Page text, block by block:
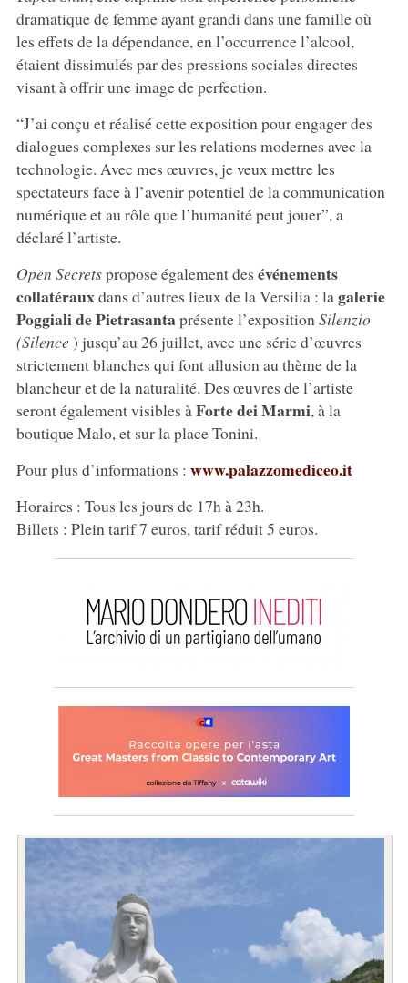
dramatique de femme ayant grandi dans une famille où
les effets de la dépendance, en l’occurrence l’alcool,
étaient dissimulés par des pressions sociales directes
visant à offrir une image de perfection.
“J’ai conçu et réalisé cette exposition pour engager des
dialogues complexes sur les relations modernes avec la
technologie. Avec mes œuvres, je veux mettre les
spectateurs face à l’avenir potentiel de la communication
numérique et au rôle que l’humanité peut jouer”, a
déclaré l’artiste.
Open Secretspropose également des événements
collatérauxdans d’autres lieux de la Versilia : la galerie
Poggiali de Pietrasantaprésente l’exposition Silenzio
(Silence) jusqu’au 26 juillet, avec une série d’œuvres
strictement blanches qui font allusion au thème de la
blancheur et de la naturalité. Des œuvres de l’artiste
seront également visibles à Forte dei Marmi, à la
boutique Malo, et sur la place Tonini.
Pour plus d’informations : www.palazzomediceo.it
Horaires : Tous les jours de 17h à 23h.
Billets : Plein tarif 7 euros, tarif réduit 5 euros.